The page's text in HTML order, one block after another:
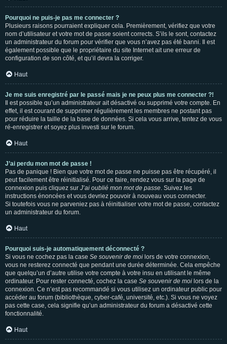
Pourquoi ne puis-je pas me connecter ?
Plusieurs raisons pourraient expliquer cela. Premièrement, vérifiez que votre
nom d’utilisateur et votre mot de passe soient corrects. S’ils le sont, contactez
un administrateur du forum pour vérifier que vous n’avez pas été banni. Il est
également possible que le propriétaire du site Internet ait une erreur de
configuration de son côté, et qu’il devra la corriger.
Haut
Je me suis enregistré par le passé mais je ne peux plus me connecter ?!
Il est possible qu’un administrateur ait désactivé ou supprimé votre compte. En
effet, il est courant de supprimer régulièrement les membres ne postant pas
pour réduire la taille de la base de données. Si cela vous arrive, tentez de vous
ré-enregistrer et soyez plus investi sur le forum.
Haut
J’ai perdu mon mot de passe !
Pas de panique ! Bien que votre mot de passe ne puisse pas être récupéré, il
peut facilement être réinitialisé. Pour ce faire, rendez vous sur la page de
connexion puis cliquez sur J’ai oublié mon mot de passe. Suivez les
instructions énoncées et vous devriez pouvoir à nouveau vous connecter.
Si toutefois vous ne parveniez pas à réinitialiser votre mot de passe, contactez
un administrateur du forum.
Haut
Pourquoi suis-je automatiquement déconnecté ?
Si vous ne cochez pas la case Se souvenir de moi lors de votre connexion,
vous ne resterez connecté que pendant une durée déterminée. Cela empêche
que quelqu’un d’autre utilise votre compte à votre insu en utilisant le même
ordinateur. Pour rester connecté, cochez la case Se souvenir de moi lors de la
connexion. Ce n’est pas recommandé si vous utilisez un ordinateur public pour
accéder au forum (bibliothèque, cyber-café, université, etc.). Si vous ne voyez
pas cette case, cela signifie qu’un administrateur du forum a désactivé cette
fonctionnalité.
Haut